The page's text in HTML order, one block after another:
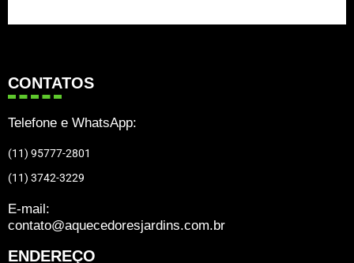
CONTATOS
Telefone e WhatsApp:
(11) 95777-2801
(11) 3742-3229
E-mail:
contato@aquecedoresjardins.com.br
ENDEREÇO